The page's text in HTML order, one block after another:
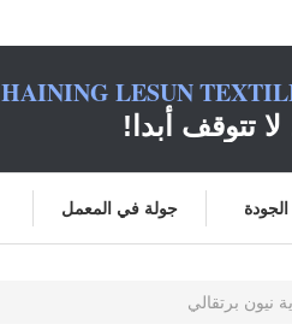
HAINING LESUN
تتوقف أبدا!
جولة في المعمل